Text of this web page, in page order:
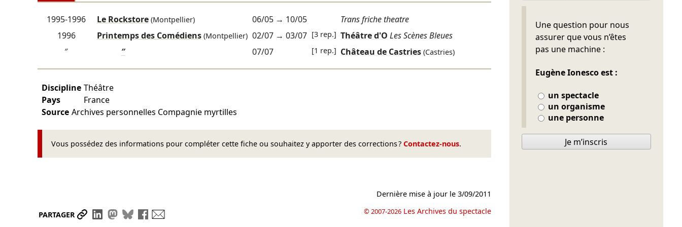
1995-1996 Le Rockstore(Montpellier) 06/05→ 10/05
Trans friche theatre
1996
Printemps des Comédiens(Montpellier) 02/07→ 03/07 [3 rep.] Théâtre d'O Les Scènes Bleues
″
″ 07/07 [1 rep.] Château de Castries (Castries)
Discipline Théâtre
Pays
France
Source Archives personnelles Compagnie myrtilles
Vous possédez des informations pour compléter cette fiche ou souhaitez y apporter des corrections ? Contactez-nous.
PARTAGER Partager le lien
Partager sur LinkedIn
Partager sur Mastodon
Partager sur Bluesky
Partager sur Facebook
Dernière mise à jour le3/09/2011
© 2007-2026 Les Archives du spectacle
Une question pour nous
assurer que vous n’êtes
pas une machine :
Eugène Ionesco est :
un spectacle
un organisme
une personne
Ne pas remplir
Je m’inscris